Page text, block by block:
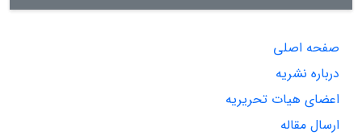
صفحه اصلی
درباره نشریه
اعضای هیات تحریریه
ارسال مقاله